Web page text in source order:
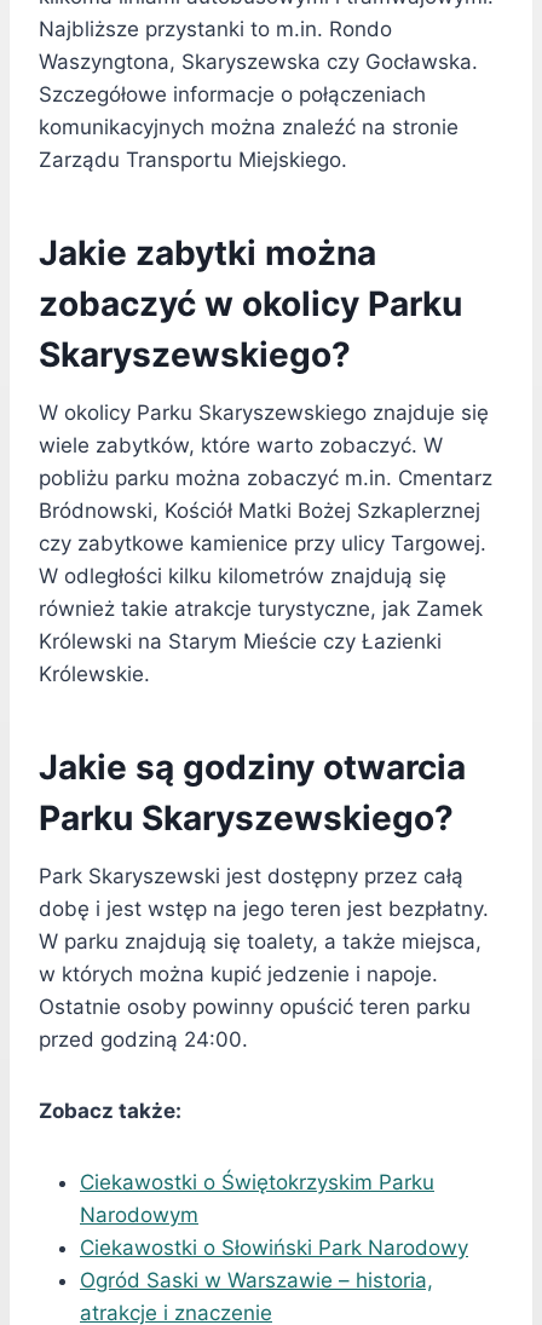
Najbliższe przystanki to m.in. Rondo
Waszyngtona, Skaryszewska czy Gocławska.
Szczegółowe informacje o połączeniach
komunikacyjnych można znaleźć na stronie
Zarządu Transportu Miejskiego.
Jakie zabytki można
zobaczyć w okolicy Parku
Skaryszewskiego?
W okolicy Parku Skaryszewskiego znajduje się
wiele zabytków, które warto zobaczyć. W
pobliżu parku można zobaczyć m.in. Cmentarz
Bródnowski, Kościół Matki Bożej Szkaplerznej
czy zabytkowe kamienice przy ulicy Targowej.
W odległości kilku kilometrów znajdują się
również takie atrakcje turystyczne, jak Zamek
Królewski na Starym Mieście czy Łazienki
Królewskie.
Jakie są godziny otwarcia
Parku Skaryszewskiego?
Park Skaryszewski jest dostępny przez całą
dobę i jest wstęp na jego teren jest bezpłatny.
W parku znajdują się toalety, a także miejsca,
w których można kupić jedzenie i napoje.
Ostatnie osoby powinny opuścić teren parku
przed godziną 24:00.
Zobacz także:
Ciekawostki o Świętokrzyskim Parku
Narodowym
Ciekawostki o Słowiński Park Narodowy
Ogród Saski w Warszawie – historia,
atrakcje i znaczenie